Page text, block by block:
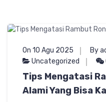
On 10 Agu 2025
By
Uncategorized
Tips Mengatasi
Alami Yang Bisa